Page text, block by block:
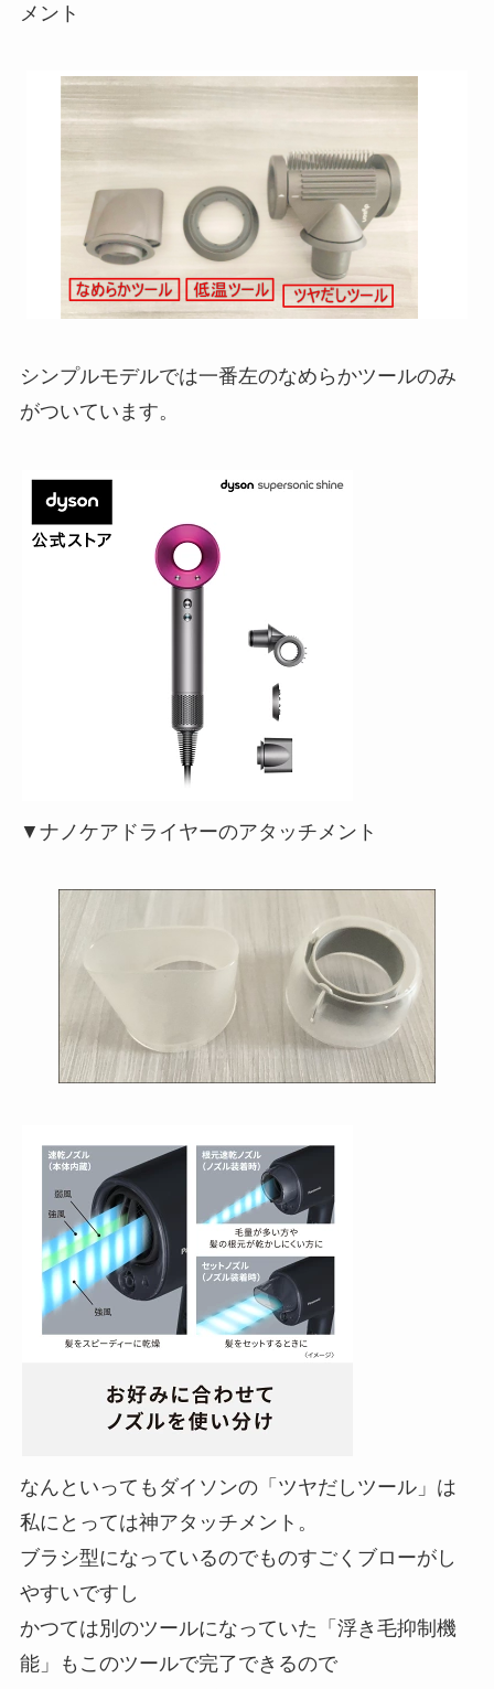
メント
シンプルモデルでは一番左のなめらかツールのみ
がついています。
▼ナノケアドライヤーのアタッチメント
なんといってもダイソンの「ツヤだしツール」は
私にとっては神アタッチメント。
ブラシ型になっているのでものすごくブローがし
やすいですし
かつては別のツールになっていた「浮き毛抑制機
能」もこのツールで完了できるので